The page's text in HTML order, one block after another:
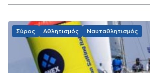
Σύρος Αθλητισμός Ναυταθλητισμός